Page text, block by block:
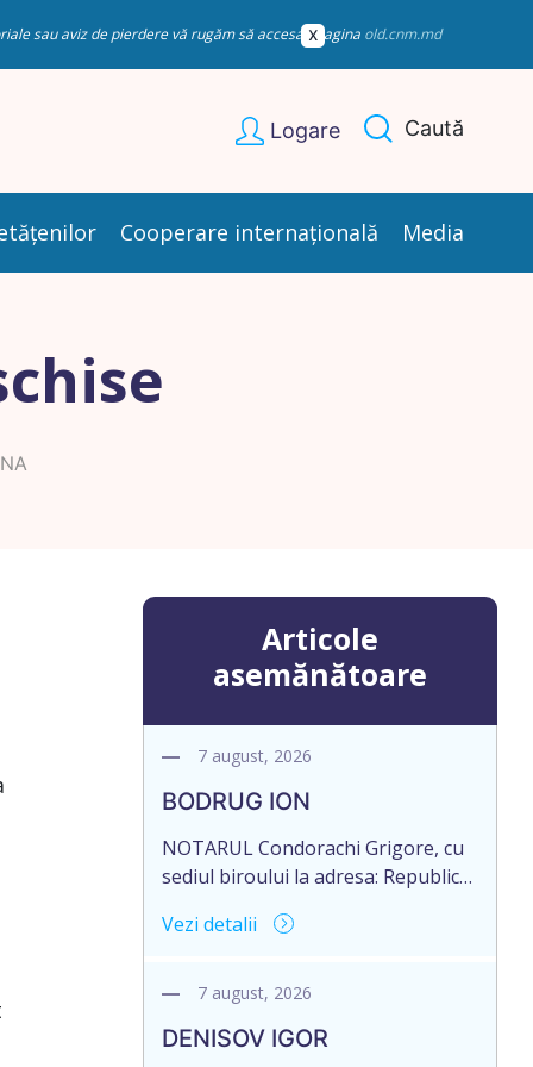
sau aviz de pierdere vă rugăm să accesați pagina old.cnm.md
Logare Caută
Cooperare internațională Media
Articole
asemănătoare
7 august, 2026
BODRUG ION
NOTARUL Condorachi Grigore, cu
sediul biroului la adresa: Republica
str.Independenţei 89/1, anunță
succesorale în urma decesului
24.05.1958, IDNP 0982301229316,
Vezi detalii
7 august, 2026
DENISOV IGOR